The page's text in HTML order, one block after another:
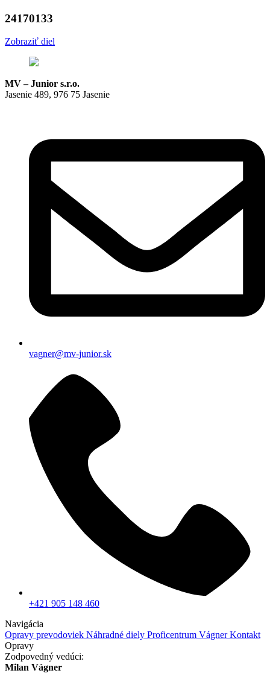
24170133
Zobraziť diel
MV – Junior s.r.o.
Jasenie 489, 976 75 Jasenie
vagner@mv-junior.sk
+421 905 148 460
Navigácia
Opravy prevodoviek Náhradné diely Proficentrum VágnerKontakt
Opravy
Zodpovedný vedúci:
Milan Vágner